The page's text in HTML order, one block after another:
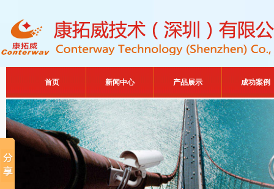
首页 新闻中心 产品展示 成功案例